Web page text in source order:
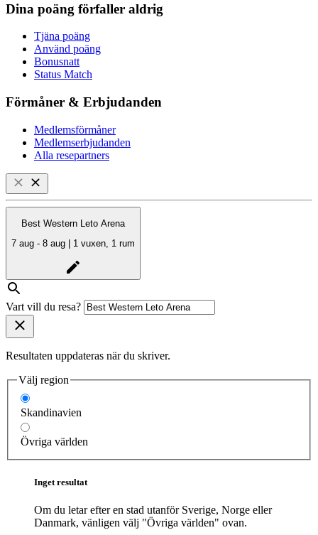
Dina poäng förfaller aldrig
Tjäna poäng
Använd poäng
Bonusnatt
Status Match
Förmåner & Erbjudanden
Medlemsförmåner
Medlemserbjudanden
Alla resepartners
Best Western Leto Arena
7 aug - 8 aug | 1 vuxen, 1 rum
Vart vill du resa?
Resultaten uppdateras när du skriver.
Välj region
Skandinavien
Övriga världen
Inget resultat
Om du letar efter en stad utanför Sverige, Norge eller
Danmark, vänligen välj "Övriga världen" ovan.